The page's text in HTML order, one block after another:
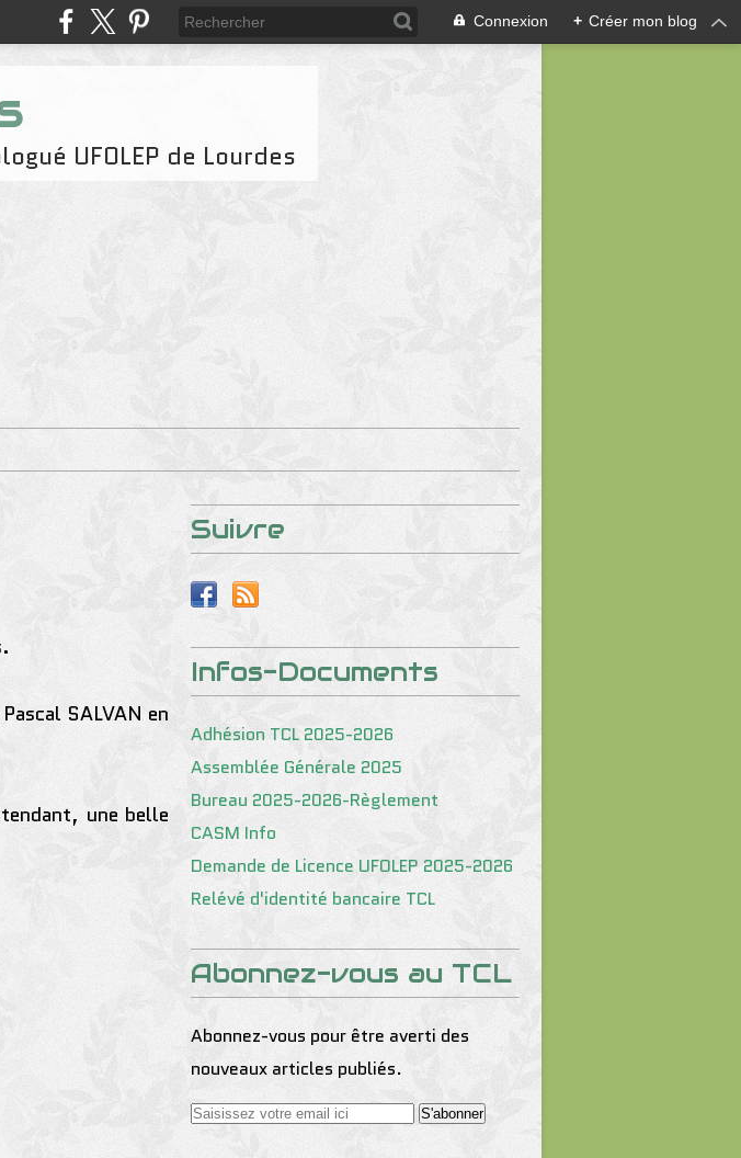
Connexion + Créer mon blog
UFOLEP de Lourdes
SALVAN en
une belle
Suivre
Infos-Documents
Adhésion TCL 2025-2026
Assemblée Générale 2025
Bureau 2025-2026-Règlement
CASM Info
Demande de Licence UFOLEP 2025-2026
Relévé d'identité bancaire TCL
Abonnez-vous au TCL
Abonnez-vous pour être averti des
nouveaux articles publiés.